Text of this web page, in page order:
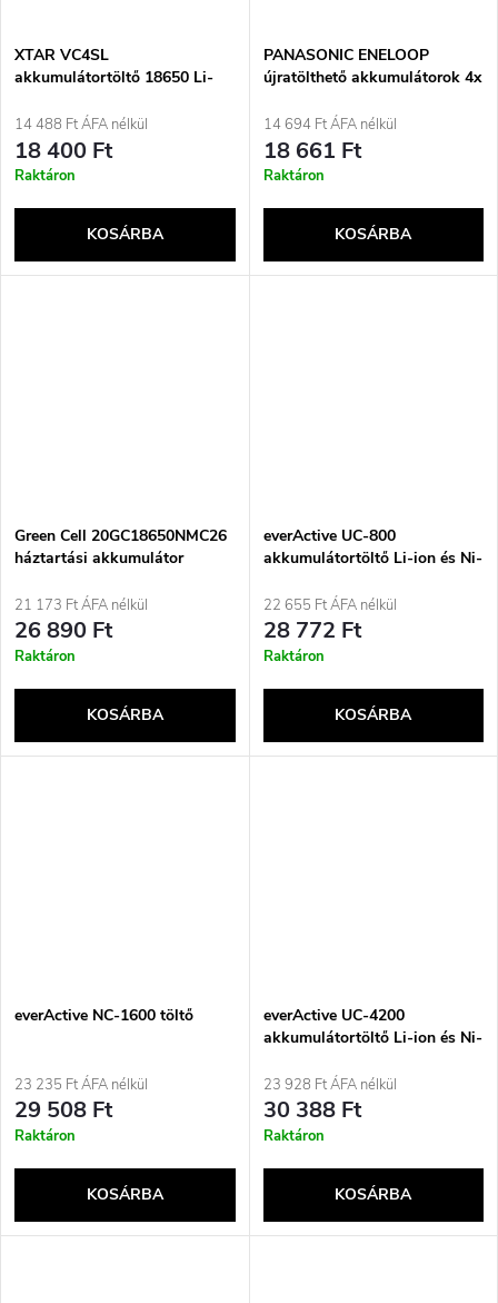
XTAR VC4SL
akkumulátortöltő 18650 Li-
akkumulátorokhoz
14 488 Ft ÁFA nélkül
18 400 Ft
Raktáron
KOSÁRBA
PANASONIC ENELOOP
újratölthető akkumulátorok 4x
mAh 8 db (BK-
3MCDE+4MCDE/8CP)
14 694 Ft ÁFA nélkül
18 661 Ft
Raktáron
KOSÁRBA
Green Cell 20GC18650NMC26
háztartási akkumulátor
18650 lítium-ion (Li-ion)
21 173 Ft ÁFA nélkül
26 890 Ft
Raktáron
KOSÁRBA
everActive UC-800
akkumulátortöltő Li-ion és Ni-
22 655 Ft ÁFA nélkül
28 772 Ft
Raktáron
KOSÁRBA
everActive NC-1600 töltő
23 235 Ft ÁFA nélkül
29 508 Ft
Raktáron
KOSÁRBA
everActive UC-4200
akkumulátortöltő Li-ion és Ni-
23 928 Ft ÁFA nélkül
30 388 Ft
Raktáron
KOSÁRBA